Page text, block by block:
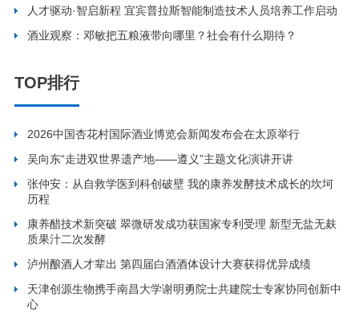
人才驱动·智启新程 宜宾普拉斯智能制造技术人员培养工作启动
酒业观察：邓敏把五粮液带向哪里？社会有什么期待？
TOP排行
2026中国杏花村国际酒业博览会新闻发布会在太原举行
吴向东“走进双世界遗产地——遵义”主题文化演讲开讲
张仲安：从自救学医到科创破壁 我的康养发酵技术成长的坎坷
历程
康养醋技术新突破 翠微研发成功获国家专利受理 新型无盐无麸
质果汁二次发酵
泸州酿酒人才辈出 第四届白酒酒体设计大赛获得优异成绩
天津创源生物携手南昌大学谢明勇院士共建院士专家协同创新中
心